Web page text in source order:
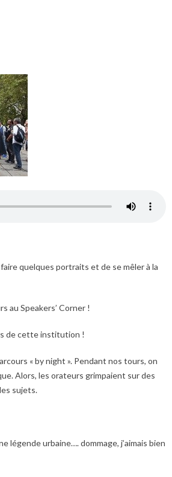
quelques portraits et de se mêler à la
au Speakers’ Corner !
de cette institution !
« by night ». Pendant nos tours, on
Alors, les orateurs grimpaient sur des
sujets.
urbaine…. dommage, j’aimais bien